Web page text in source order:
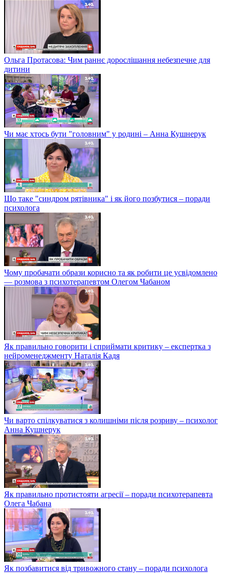
Ольга Протасова: Чим раннє дорослішання небезпечне для
дитини
Чи має хтось бути "головним" у родині – Анна Кушнерук
Що таке "синдром рятівника" і як його позбутися – поради
психолога
Чому пробачати образи корисно та як робити це усвідомлено
— розмова з психотерапевтом Олегом Чабаном
Як правильно говорити і сприймати критику – експертка з
нейроменеджменту Наталія Кадя
Чи варто спілкуватися з колишніми після розриву – психолог
Анна Кушнерук
Як правильно протистояти агресії – поради психотерапевта
Олега Чабана
Як позбавитися від тривожного стану – поради психолога